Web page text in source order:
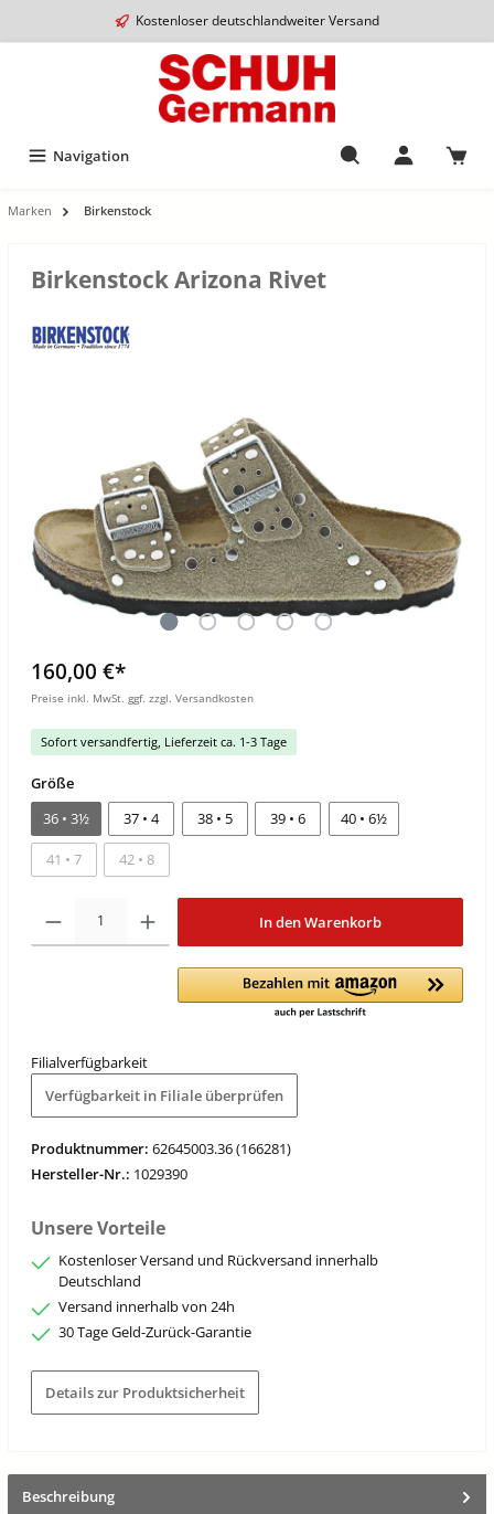
Kostenloser deutschlandweiter Versand
Navigation
Marken Birkenstock
Birkenstock Arizona Rivet
160,00 €*
Preise inkl. MwSt. ggf. zzgl. Versandkosten
Sofort versandfertig, Lieferzeit ca. 1-3 Tage
Größe
36 • 3½
37 • 4 38 • 5 39 • 6 40 • 6½
41 • 7 42 • 8
In den Warenkorb
Filialverfügbarkeit
Verfügbarkeit in Filiale überprüfen
Produktnummer: 62645003.36 (166281)
Hersteller-Nr.: 1029390
Unsere Vorteile
Kostenloser Versand und Rückversand innerhalb
Deutschland
Versand innerhalb von 24h
30 Tage Geld-Zurück-Garantie
Details zur Produktsicherheit
Beschreibung